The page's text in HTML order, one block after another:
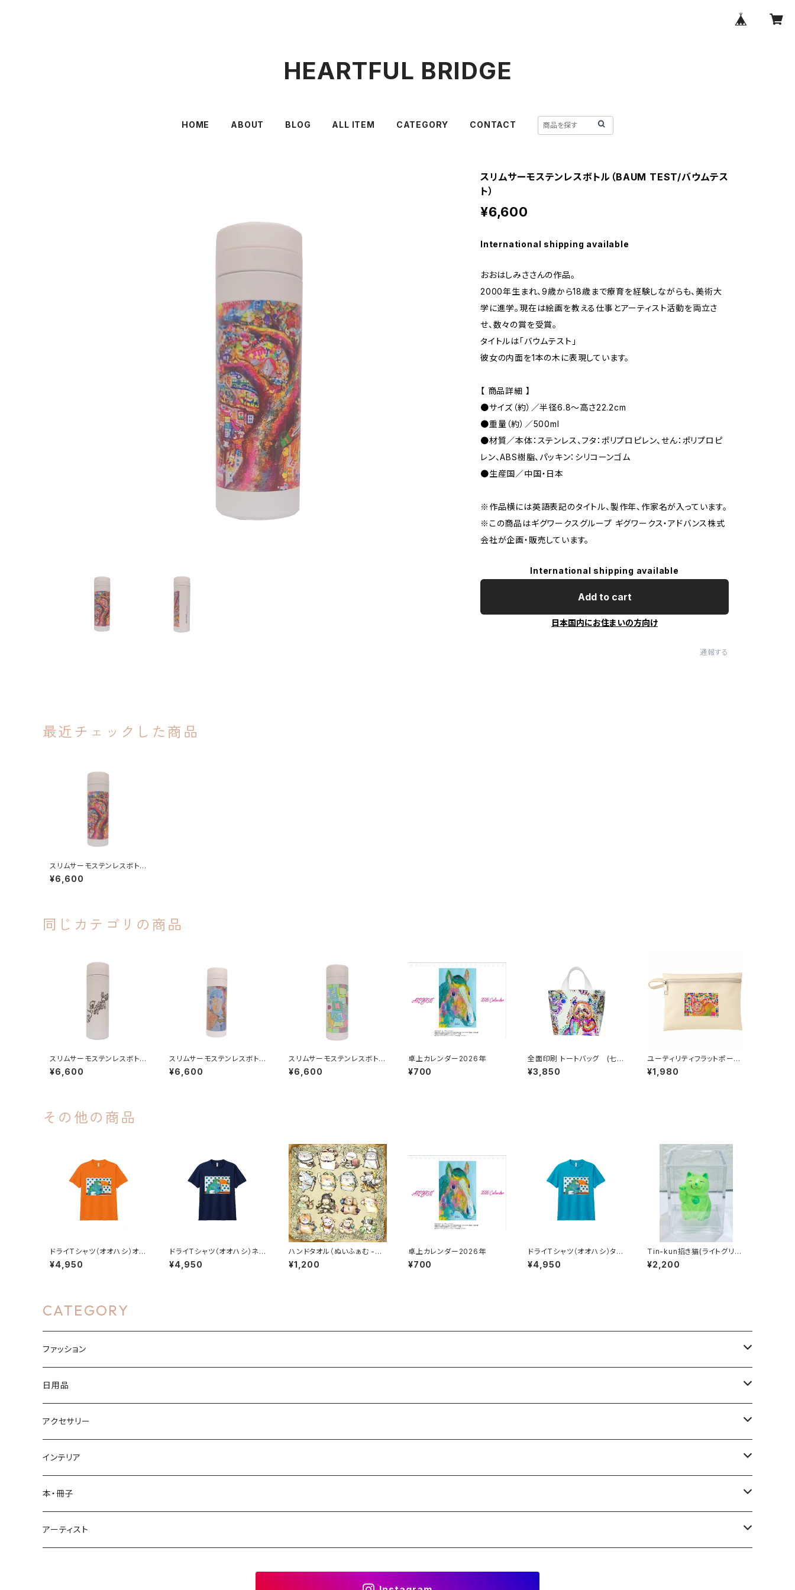
HEARTFUL BRIDGE
HOME ABOUT BLOG ALL ITEM CATEGORY CONTACT
スリムサーモステンレスボトル（BAUM TEST/バウムテス
ト）
¥6,600
International shipping available
おおはしみささんの作品。
2000年生まれ、9歳から18歳まで療育を経験しながらも、美術大
学に進学。現在は絵画を教える仕事とアーティスト活動を両立さ
せ、数々の賞を受賞。
タイトルは「バウムテスト」
彼女の内面を1本の木に表現しています。
【 商品詳細 】
●サイズ（約）／半径6.8～高さ22.2cm
●重量（約）／500ml
●材質／本体：ステンレス、フタ：ポリプロピレン、せん：ポリプロピ
レン、ABS樹脂、パッキン：シリコーンゴム
●生産国／中国・日本
※作品横には英語表記のタイトル、製作年、作家名が入っています。
※この商品はギグワークスグループ ギグワークス・アドバンス株式
会社が企画・販売しています。
International shipping available
Add to cart
日本国内にお住まいの方向け
通報する
最近チェックした商品
スリムサーモステンレスボトル
（BAUM TEST/バウムテスト）
¥6,600
同じカテゴリの商品
スリムサーモステンレスボトル
（Aim/めざせ）
¥6,600
スリムサーモステンレスボトル
（Beyond time and spac
e/時空を超えて）
¥6,600
スリムサーモステンレスボトル
（Nihongo/にホンGO）
¥6,600
卓上カレンダー2026年
¥700
全面印刷 トートバッグ (七色
どうぶつえん)
¥3,850
ユーティリティフラットポーチ
（ステンドグラス ねずみ）by.
おおはしみさ
¥1,980
その他の商品
ドライTシャツ（オオハシ）オレ
ンジ
¥4,950
ドライTシャツ（オオハシ）ネイ
ビー
¥4,950
ハンドタオル（ぬいふぁむ -モ
フモフくえすと-）
¥1,200
卓上カレンダー2026年
¥700
ドライTシャツ（オオハシ）ター
コイズブルー
¥4,950
Tin-kun招き猫(ライトグリー
ン)
¥2,200
CATEGORY
ファッション
Tシャツ・ウェア
ドライTシャツ
ハイクオリティシャツ
バッグ
トートバッグ
日用品
ボトル
サーモステンレスボトル
布製品
風呂敷
手ぬぐい
文房具
御朱印帳
アクセサリー
アクリルグッズ
アクリルキーホルダー
インテリア
アクリルグッズ
アクリルパネル
カレンダー
本・冊子
マンガ
アーティスト